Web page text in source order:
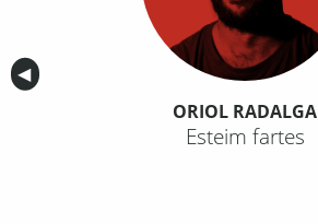
Anterior
◀︎
ORIOL RADALGA
Esteim fartes